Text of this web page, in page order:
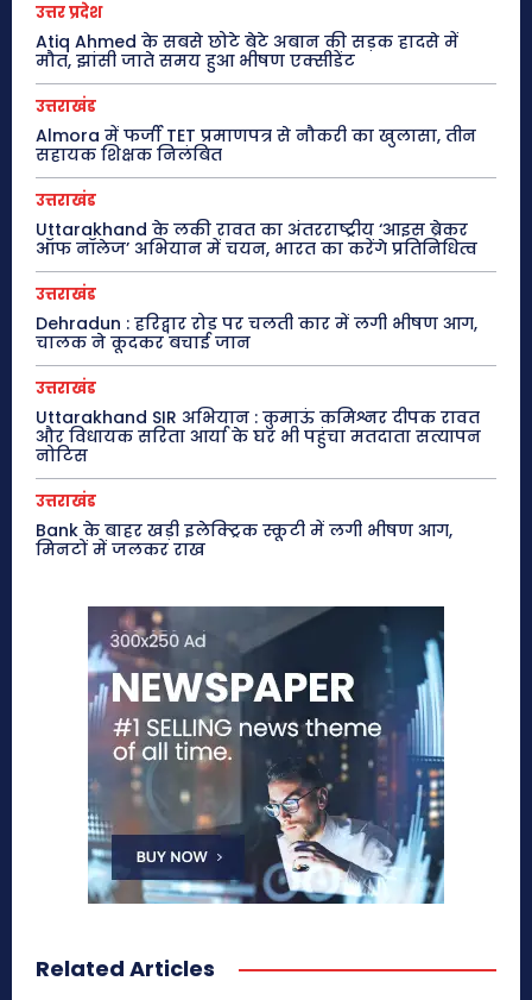
उत्तर प्रदेश
Atiq Ahmed के सबसे छोटे बेटे अबान की सड़क हादसे में
मौत, झांसी जाते समय हुआ भीषण एक्सीडेंट
उत्तराखंड
Almora में फर्जी TET प्रमाणपत्र से नौकरी का खुलासा, तीन
सहायक शिक्षक निलंबित
उत्तराखंड
Uttarakhand के लकी रावत का अंतरराष्ट्रीय ‘आइस ब्रेकर
ऑफ नॉलेज’ अभियान में चयन, भारत का करेंगे प्रतिनिधित्व
उत्तराखंड
Dehradun : हरिद्वार रोड पर चलती कार में लगी भीषण आग,
चालक ने कूदकर बचाई जान
उत्तराखंड
Uttarakhand SIR अभियान : कुमाऊं कमिश्नर दीपक रावत
और विधायक सरिता आर्या के घर भी पहुंचा मतदाता सत्यापन
नोटिस
उत्तराखंड
Bank के बाहर खड़ी इलेक्ट्रिक स्कूटी में लगी भीषण आग,
मिनटों में जलकर राख
Related Articles